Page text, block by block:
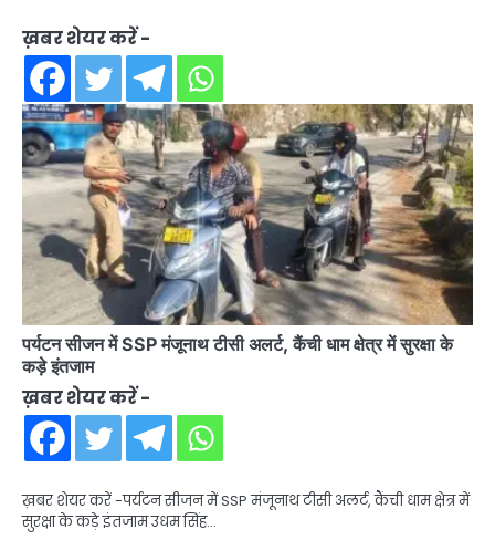
ख़बर शेयर करें -
पर्यटन सीजन में SSP मंजूनाथ टीसी अलर्ट, कैंची धाम क्षेत्र में सुरक्षा के
कड़े इंतजाम
ख़बर शेयर करें -
ख़बर शेयर करें -पर्यटन सीजन में SSP मंजूनाथ टीसी अलर्ट, कैंची धाम क्षेत्र में
सुरक्षा के कड़े इंतजाम उधम सिंह…